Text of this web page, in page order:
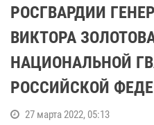
РОСГВАРДИИ
ВИКТОРА
НАЦИОНАЛЬНОЙ
РОССИЙСКОЙ
27 марта 2022, 05:13